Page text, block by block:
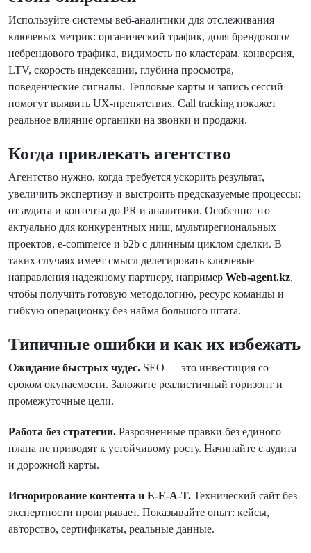
Используйте системы веб-аналитики для отслеживания
ключевых метрик: органический трафик, доля брендового/
небрендового трафика, видимость по кластерам, конверсия,
LTV, скорость индексации, глубина просмотра,
поведенческие сигналы. Тепловые карты и запись сессий
помогут выявить UX-препятствия. Call tracking покажет
реальное влияние органики на звонки и продажи.
Когда привлекать агентство
Агентство нужно, когда требуется ускорить результат,
увеличить экспертизу и выстроить предсказуемые процессы:
от аудита и контента до PR и аналитики. Особенно это
актуально для конкурентных ниш, мультирегиональных
проектов, e-commerce и b2b с длинным циклом сделки. В
таких случаях имеет смысл делегировать ключевые
направления надежному партнеру, например Web-agent.kz,
чтобы получить готовую методологию, ресурс команды и
гибкую операционку без найма большого штата.
Типичные ошибки и как их избежать
Ожидание быстрых чудес. SEO — это инвестиция со
сроком окупаемости. Заложите реалистичный горизонт и
промежуточные цели.
Работа без стратегии. Разрозненные правки без единого
плана не приводят к устойчивому росту. Начинайте с аудита
и дорожной карты.
Игнорирование контента и E-E-A-T. Технический сайт без
экспертности проигрывает. Показывайте опыт: кейсы,
авторство, сертификаты, реальные данные.